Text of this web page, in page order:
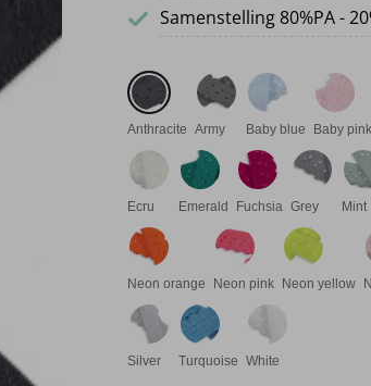
Samenstelling 80%PA -
Anthracite Army Baby blue Baby pink
Ecru Emerald Fuchsia Grey Mint
Neon orange Neon pink Neon yellow
Silver Turquoise White